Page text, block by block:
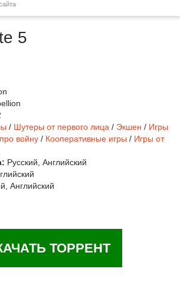
5
/ Шутеры от первого лица / Экшен / Игры
войну / Кооперативные игры / Игры от
Русский, Английский
Английский
ТОРРЕНТ